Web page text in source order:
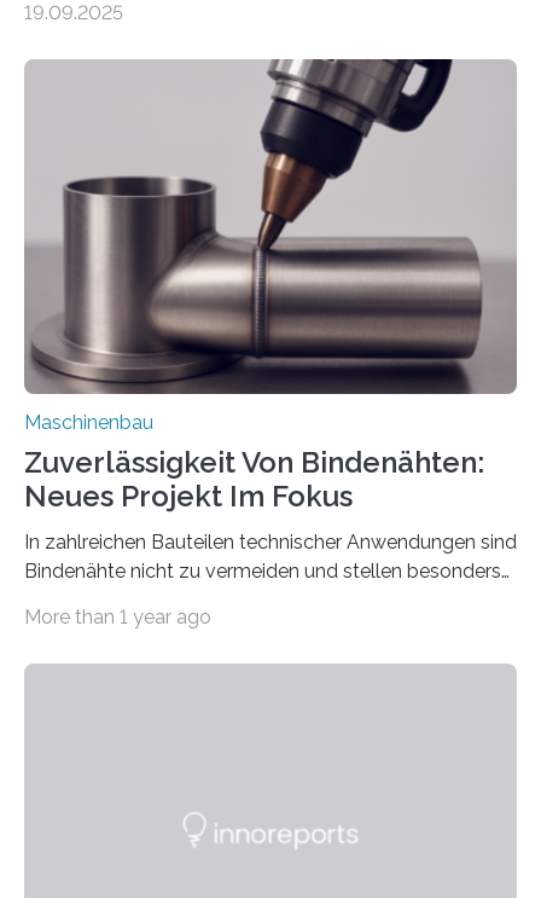
Automobil, Maschinenbau und in der Zulieferindustrie.
Teile als eine Einheit verpacken. Die Anordnung kann
der Benutzer vorgeben und erhält so mehr Kontrolle
über die Positionierung der Bauteile. Die ebenfalls neue
Automatisierungsschnittstelle dient dazu, die Software
besser in spezifische Unternehmensprozesse
einzubinden. Sankt Augustin – Zur Messe FACHPACK
vom 23. bis 25. September in Nürnberg…
19.09.2025
Maschinenbau
Zuverlässigkeit Von Bindenähten:
Neues Projekt Im Fokus
In zahlreichen Bauteilen technischer Anwendungen sind
Bindenähte nicht zu vermeiden und stellen besonders
Matrixmaterials eine große Herausforderung dar.
Durch den verstärkten Einsatz von Rezyklaten
More than 1 year ago